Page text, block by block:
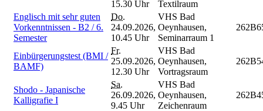
15.30 Uhr
Textilraum
Englisch mit sehr guten
Vorkenntnissen - B2 / 6.
Semester
Do.
24.09.2026,
10.45 Uhr
VHS Bad
Oeynhausen,
Seminarraum 1
Einbürgerungstest (BMI /
BAMF)
Fr.
25.09.2026,
12.30 Uhr
VHS Bad
Oeynhausen,
Vortragsraum
Shodo - Japanische
Kalligrafie I
Sa.
26.09.2026,
9.45 Uhr
VHS Bad
Oeynhausen,
Zeichenraum